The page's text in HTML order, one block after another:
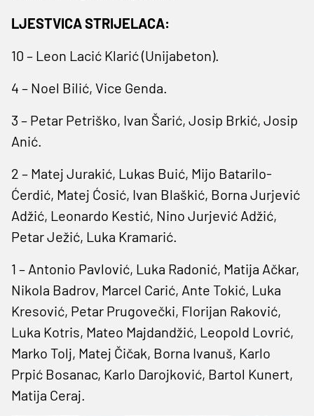
LJESTVICA STRIJELACA:
10 – Leon Lacić Klarić (Unijabeton).
4 – Noel Bilić, Vice Genda.
3 – Petar Petriško, Ivan Šarić, Josip Brkić, Josip
Anić.
2 – Matej Jurakić, Lukas Buić, Mijo Batarilo-
Ćerdić, Matej Ćosić, Ivan Blaškić, Borna Jurjević
Adžić, Leonardo Kestić, Nino Jurjević Adžić,
Petar Ježić, Luka Kramarić.
1 – Antonio Pavlović, Luka Radonić, Matija Ačkar,
Nikola Badrov, Marcel Carić, Ante Tokić, Luka
Kresović, Petar Prugovečki, Florijan Raković,
Luka Kotris, Mateo Majdandžić, Leopold Lovrić,
Marko Tolj, Matej Čičak, Borna Ivanuš, Karlo
Prpić Bosanac, Karlo Darojković, Bartol Kunert,
Matija Ceraj.